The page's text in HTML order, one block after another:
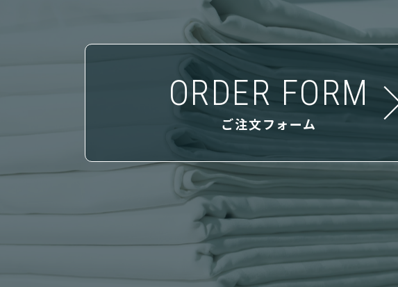
ORDER FORM
ご注文フォーム